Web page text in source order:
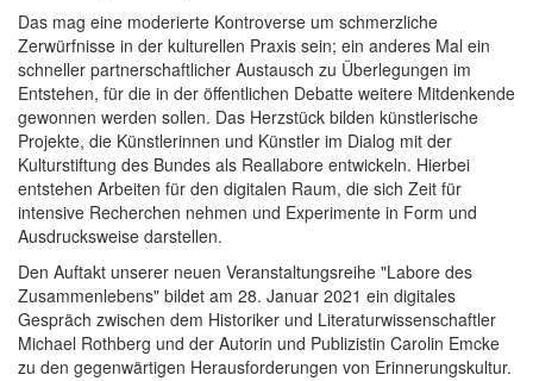
Das mag eine moderierte Kontroverse um schmerzliche
Zerwürfnisse in der kulturellen Praxis sein; ein anderes Mal ein
schneller partnerschaftlicher Austausch zu Überlegungen im
Entstehen, für die in der öffentlichen Debatte weitere Mitdenkende
gewonnen werden sollen. Das Herzstück bilden künstlerische
Projekte, die Künstlerinnen und Künstler im Dialog mit der
Kulturstiftung des Bundes als Reallabore entwickeln. Hierbei
entstehen Arbeiten für den digitalen Raum, die sich Zeit für
intensive Recherchen nehmen und Experimente in Form und
Ausdrucksweise darstellen.
Den Auftakt unserer neuen Veranstaltungsreihe "Labore des
Zusammenlebens" bildet am 28. Januar 2021 ein digitales
Gespräch zwischen dem Historiker und Literaturwissenschaftler
Michael Rothberg und der Autorin und Publizistin Carolin Emcke
zu den gegenwärtigen Herausforderungen von Erinnerungskultur.